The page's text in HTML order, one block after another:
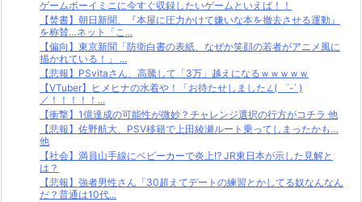
ゲームボーイミニに今すぐ収録したいゲームといえば！！
【焚書】朝日新聞、『本屋に圧力かけて嫌いな本を撤去させる運動』
を称賛…ネット「こ...
【偏向】東京新聞「防衛白書の表紙、なぜか笑顔の若者がアニメ風に
描かれている！」 ...
【悲報】PSvitaさん、高騰して「3万」越えになるｗｗｗｗｗ
【VTuber】ヒメヒナの水着や！「お待たせしました∠( ˙-˙ )
／！！！！！...
【衝撃】1億達成の可能性が微妙？チャレンジ選択の行方がコチラ 他
【悲報】佐野航大、PSV移籍で上田綾瀬ルート乗ってしまったかも…
他
【社会】満員山手線にベビーカーで炎上⁉ JR東日本が示した見解と
は？
【悲報】強者男性さん「30超えてデートの練習とかしてる奴なんなん
だ？普通は10代...